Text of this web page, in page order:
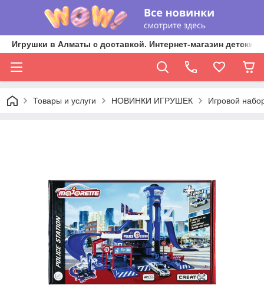
Игрушки в Алматы с доставкой. Интернет-магазин
Товары и услуги НОВИНКИ ИГРУШЕК Игровой